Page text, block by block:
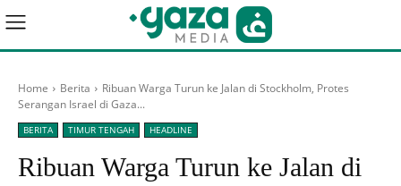
Home Berita
Ribuan Warga Turun ke Jalan di Stockholm, Protes
Serangan Israel di Gaza...
BERITA TIMUR TENGAH HEADLINE
Ribuan Warga Turun ke Jalan di